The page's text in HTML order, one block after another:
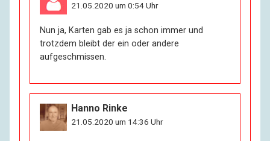
21.05.2020 um 0:54 Uhr
Nun ja, Karten gab es ja schon immer und
trotzdem bleibt der ein oder andere
aufgeschmissen.
Hanno Rinke
21.05.2020 um 14:36 Uhr